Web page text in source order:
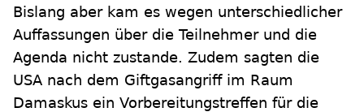
Bislang aber kam es wegen unterschiedlicher
Auffassungen über die Teilnehmer und die
Agenda nicht zustande. Zudem sagten die
USA nach dem Giftgasangriff im Raum
Damaskus ein Vorbereitungstreffen für die